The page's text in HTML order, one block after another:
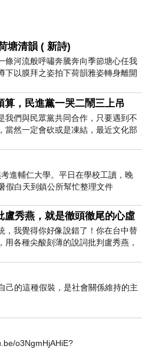
塘清韻 ( 新詩)
條河流般呼嘯奔騰奔向季節塘心任我
下以膜拜之姿拍下荷韻雅姿轉身離開
遐想掛在亭亭葉柄上盼望
算，民進黨一哭二鬧三上吊
我們與民眾黨共同合作，只要遇到不
當然一定會砍或是凍結，最近文化部
Taiwan plus預算，在110年
進輔仁大學。平日在學校工讀，晚
假白天到鎮公所幫忙整理文件
盧秀燕，就是徹頭徹尾的心虛
，我覺得你好像說錯了！你在台中替
用各種尖酸刻薄的說詞批判盧秀燕，
度輸給陳其邁，甚至還說盧
己的這種假裝，是社會關係維持的主
o3NgmHjAHiE?